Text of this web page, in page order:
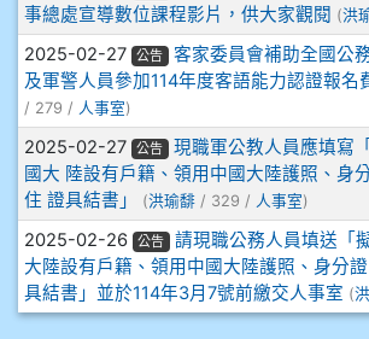
910溫婕伶
911王祉傑
911張 婷
912彭子宸
914王苡澄
事總處宣導數位課程影片，供大家觀閱 (洪
2025-02-27 公告
客家委員會補助全國公
及軍警人員參加114年度客語能力認證報名
/ 279 / 人事室)
2025-02-27 公告
現職軍公教人員應填寫
國大 陸設有戶籍、領用中國大陸護照、身
住 證具結書」
(洪瑜馡 / 329 / 人事室)
2025-02-26 公告
請現職公務人員填送「
大陸設有戶籍、領用中國大陸護照、身分
具結書」並於114年3月7號前繳交人事室 (